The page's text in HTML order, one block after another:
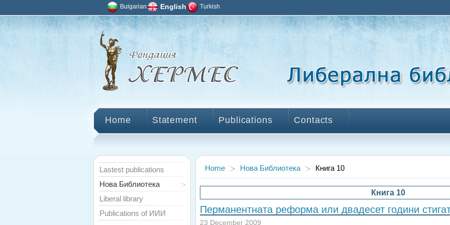
Bulgarian English Turkish
Home Statement Publications Contacts
Home Нова Библиотека Книга 10
Книга 10
Перманентната реформа или двадесет години
23 December 2009
Lastest publications
Нова Библиотека
Liberal library
Publications of ИИИ